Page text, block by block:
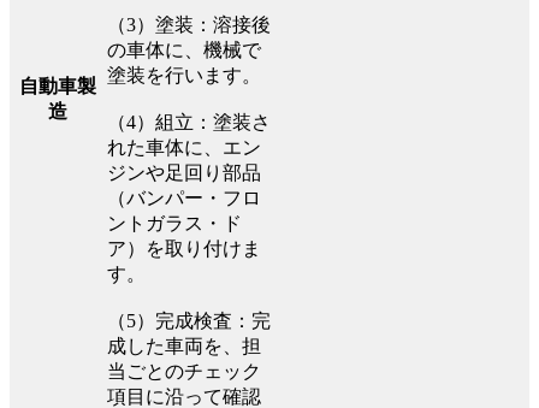
自動車製
造
（3）塗装：溶接後
の車体に、機械で
塗装を行います。
（4）組立：塗装さ
れた車体に、エン
ジンや足回り部品
（バンパー・フロ
ントガラス・ド
ア）を取り付けま
す。
（5）完成検査：完
成した車両を、担
当ごとのチェック
項目に沿って確認